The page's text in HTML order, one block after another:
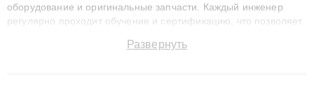
оборудование и оригинальные запчасти. Каждый инженер
регулярно проходит обучение и сертификацию, что позволяет
технику с сохранением гарантии до 3 лет. Наши мастера
Развернуть